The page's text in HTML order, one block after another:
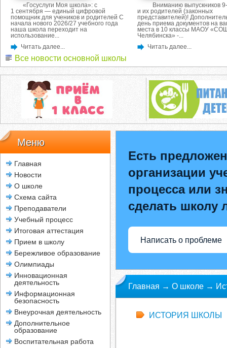
«Госуслуги Моя школа»: с
1 сентября — единый цифровой
помощник для учеников и родителей С
начала нового 2026/27 учебного года
наша школа переходит на
использование...
Читать далее...
Вниманию выпускников 9-
и их родителей (законных
представителей)!
день приема документов на
места в 10 классы МАОУ
Челябинска» -...
Читать далее...
Все новости основной школы
Меню
Главная
Новости
О школе
Схема сайта
Преподаватели
Учебный процесс
Итоговая аттестация
Прием в школу
Бережливое образование
Олимпиады
Инновационная
деятельность
Информационная
безопасность
Внеурочная деятельность
Дополнительное
образование
Воспитательная работа
Есть
организации
процесса или
сделать школу
Написать о проблеме
Главная → О школе →
ИСТОРИЯ ШКОЛЫ